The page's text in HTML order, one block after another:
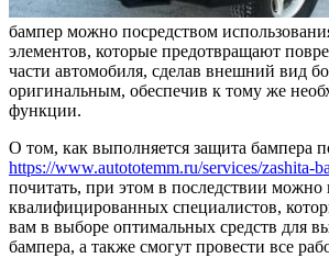
бампер можно посредством
элементов, которые предотвращают
части автомобиля, сделав внешний вид
оригинальным, обеспечив к тому же
функции.
О том, как выполняется защита бампера
https://www.autototemm.ru/services/zashita-
почитать, при этом в последствии
квалифицированных специалистов,
вам в выборе оптимальных средств для
бампера, а также смогут провести все